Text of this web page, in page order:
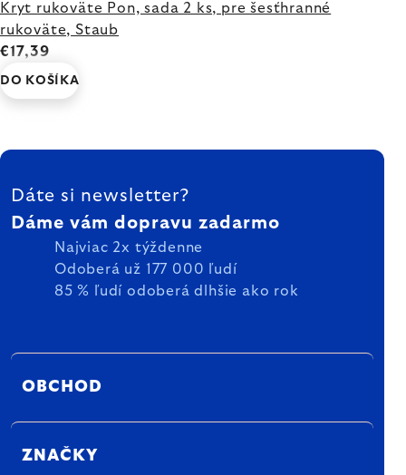
Kryt rukoväte Pon, sada 2 ks, pre šesťhranné
rukoväte, Staub
€17,39
DO KOŠÍKA
ZÁPÄTIE
Dáte si newsletter?
Dáme vám dopravu zadarmo
Najviac 2x týždenne
Odoberá už 177 000 ľudí
85 % ľudí odoberá dlhšie ako rok
OBCHOD
ZNAČKY